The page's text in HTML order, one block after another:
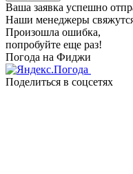
Ваша заявка успешно
Наши менеджеры
Произошла ошибка,
попробуйте еще раз!
Погода на Фиджи
Поделиться в соцсетях